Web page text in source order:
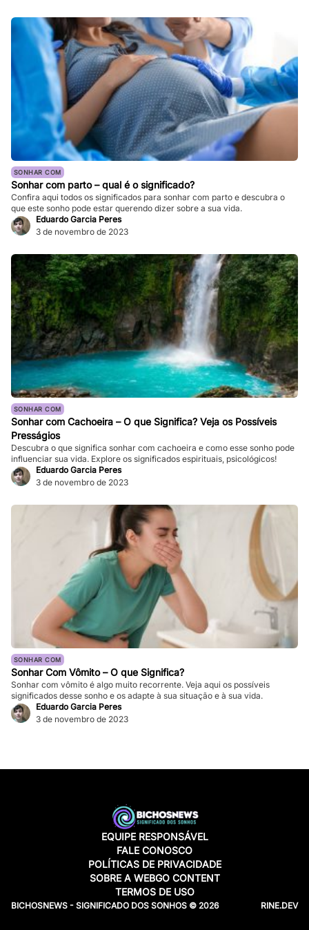
SONHAR COM
Sonhar com parto – qual é o significado?
Confira aqui todos os significados para sonhar com parto e descubra o
que este sonho pode estar querendo dizer sobre a sua vida.
Eduardo Garcia Peres
3 de novembro de 2023
SONHAR COM
Sonhar com Cachoeira – O que Significa? Veja os Possíveis
Presságios
Descubra o que significa sonhar com cachoeira e como esse sonho pode
influenciar sua vida. Explore os significados espirituais, psicológicos!
Eduardo Garcia Peres
3 de novembro de 2023
SONHAR COM
Sonhar Com Vômito – O que Significa?
Sonhar com vômito é algo muito recorrente. Veja aqui os possíveis
significados desse sonho e os adapte à sua situação e à sua vida.
Eduardo Garcia Peres
3 de novembro de 2023
EQUIPE RESPONSÁVEL
FALE CONOSCO
POLÍTICAS DE PRIVACIDADE
SOBRE A WEBGO CONTENT
TERMOS DE USO
BICHOSNEWS - SIGNIFICADO DOS SONHOS © 2026 RINE.DEV